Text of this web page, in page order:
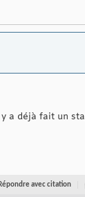
a déjà fait un
Répondre avec citation